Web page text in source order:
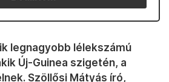
legnagyobb lélekszámú
Új-Guinea szigetén, a
Szöllősi Mátyás író,